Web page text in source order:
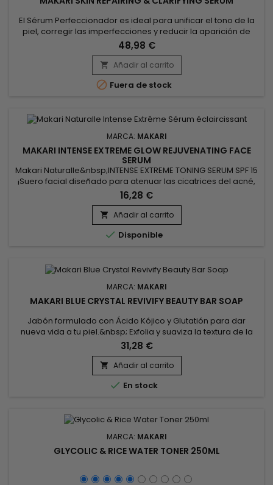
El Sérum Perfeccionador es ideal para unificar el tono de la
piel, corregir las imperfecciones y reducir la aparición de
manchas oscuras. Este sérum reparador, enriquecido con
ingredientes iluminadores e hidratantes, proporciona una
piel más suave, radiante y revitalizada. Diseñado para
mejorar la textura de la piel, actúa en profundidad para
restaurar el...
48,98 €
 Añadir al carrito
 Fuera de stock
MARCA: MAKARI
MAKARI INTENSE EXTREME GLOW REJUVENATING FACE
SERUM
Makari Naturalle&nbsp;INTENSE EXTREME TONING SERUM SPF 15
¡Suero facial diseñado para atenuar las cicatrices del acné,
las cicatrices, las manchas oscuras y las decoloraciones y
revelar un cutis unificado y juvenil !&nbsp; Este tratamiento
hidratante y revitalizante SPF15 también protege la piel de los
efectos de la edad, el sol y el medio...
16,28 €
 Añadir al carrito
 Disponible
MARCA: MAKARI
MAKARI BLUE CRYSTAL REVIVIFY BEAUTY BAR SOAP
Jabón formulado con Ácido Kójico y Glutatión para dar
nueva vida a tu piel.&nbsp; Exfolia y suaviza la textura de la
piel, limpia suavemente. Makari Blue Crystal hidrata, estimula
la renovación celular.&nbsp; El jabón de glutatión de Makari
reduce la apariencia de imperfecciones, pecas, manchas
oscuras, unifica la piel y restaura la luminosidad de la...
31,28 €
 Añadir al carrito
 En stock
MARCA: MAKARI
GLYCOLIC & RICE WATER TONER 250ML